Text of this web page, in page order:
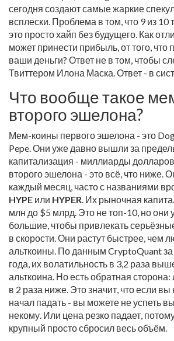
сегодня создают самые жаркие
всплески. Проблема в том, что 9 из 10
это просто хайп без будущего. Как
может принести прибыль, от того, что
ваши деньги? Ответ не в том, чтобы
Твиттером Илона Маска. Ответ - в
Что вообще такое
второго эшелона?
Мем-коины первого эшелона - это
Pepe. Они уже давно вышли за
капитализация - миллиарды
второго эшелона - это всё, что ниже.
каждый месяц, часто с названиями
HYPE или HYPER . Их рыночная
млн до $5 млрд. Это не топ-10, но они
большие, чтобы привлекать
в скорости. Они растут быстрее, чем
альткоины. По данным CryptoQuant за
года, их волатильность в 3,2 раза
альткоина. Но есть обратная сторона:
в 2 раза ниже. Это значит, что если вы
начал падать - вы можете не успеть
некому. Или цена резко падает,
крупный просто сбросил весь объём.